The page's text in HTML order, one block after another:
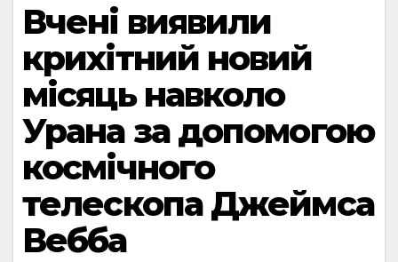
Вчені виявили
крихітний новий
місяць навколо
Урана за допомогою
космічного
телескопа Джеймса
Вебба